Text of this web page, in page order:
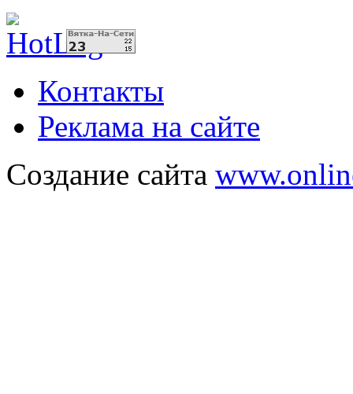
Контакты
Реклама на сайте
Создание сайта